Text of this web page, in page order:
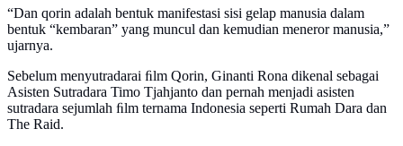
“Dan qorin adalah bentuk manifestasi sisi gelap manusia dalam
bentuk “kembaran” yang muncul dan kemudian meneror manusia,”
ujarnya.
Sebelum menyutradarai ﬁlm Qorin, Ginanti Rona dikenal sebagai
Asisten Sutradara Timo Tjahjanto dan pernah menjadi asisten
sutradara sejumlah ﬁlm ternama Indonesia seperti Rumah Dara dan
The Raid.